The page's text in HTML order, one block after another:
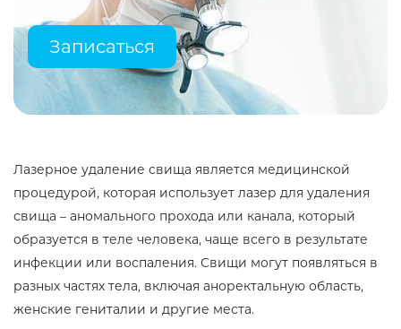
Записаться
Лазерное удаление свища является медицинской
процедурой, которая использует лазер для удаления
свища – аномального прохода или канала, который
образуется в теле человека, чаще всего в результате
инфекции или воспаления. Свищи могут появляться в
разных частях тела, включая аноректальную область,
женские гениталии и другие места.